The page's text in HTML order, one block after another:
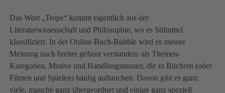
Das Wort „Trope“ kommt eigentlich aus der
Literaturwissenschaft und Philosophie, wo es Stilmittel
klassifiziert. In der Online-Buch-Bubble wird es meiner
Meinung nach breiter gefasst verstanden: als Themen-
Kategorien, Motive und Handlungsmuster, die in Büchern (oder
Filmen und Spielen) häufig auftauchen. Davon gibt es ganz
viele, manche ganz übergeordnet und einige ganz speziell